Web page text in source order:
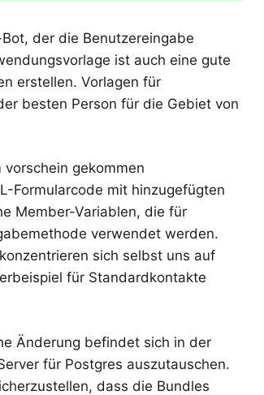
der die Benutzereingabe
ist auch eine gute
erstellen. Vorlagen für
besten Person für die Gebiet von
gekommen
Formularcode mit hinzugefügten
Member-Variablen, die für
verwendet werden.
sich selbst uns auf
für Standardkontakte
Änderung befindet sich in der
für Postgres auszutauschen.
dass die Bundles